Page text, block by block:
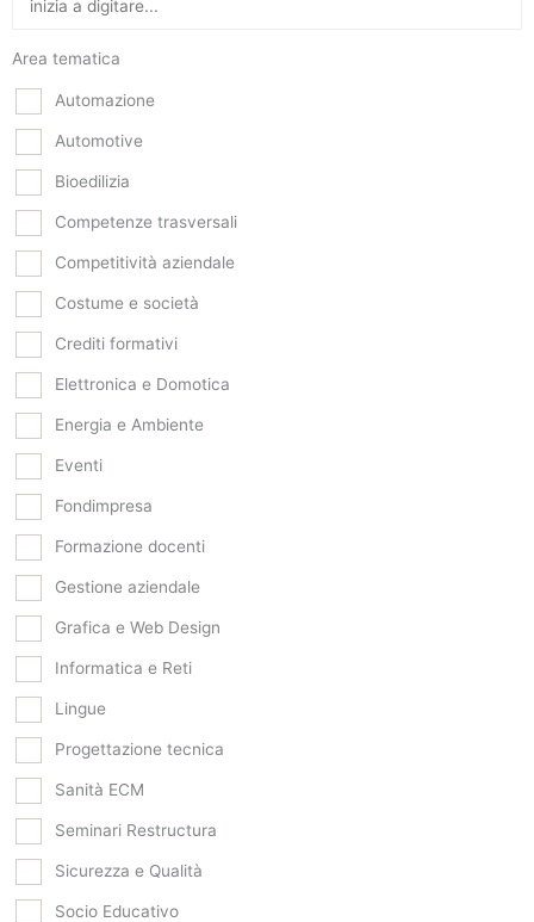
Area tematica
Automazione
Automotive
Bioedilizia
Competenze trasversali
Competitività aziendale
Costume e società
Crediti formativi
Elettronica e Domotica
Energia e Ambiente
Eventi
Fondimpresa
Formazione docenti
Gestione aziendale
Grafica e Web Design
Informatica e Reti
Lingue
Progettazione tecnica
Sanità ECM
Seminari Restructura
Sicurezza e Qualità
Socio Educativo